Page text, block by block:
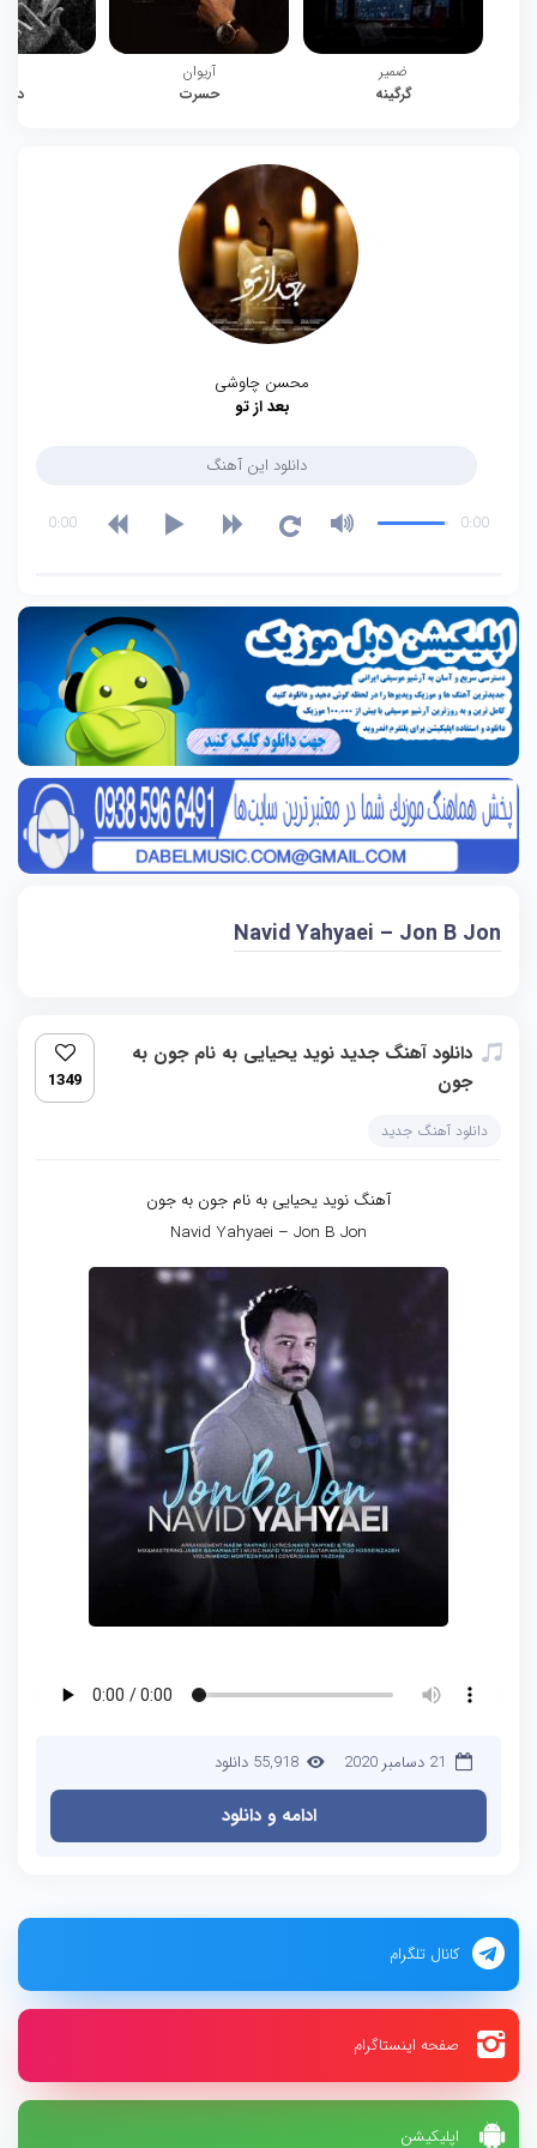
ضمیر
گرگینه
آریوان
حسرت
محسن چاوشی
بعد از تو
دانلود این آهنگ
0:00
0:00
اپلیکیشن
Navid Yahyaei – Jon B Jon
دانلود آهنگ جدید نوید یحیایی به نام جون به
جون
1349
دانلود آهنگ جدید
آهنگ نوید یحیایی به نام جون به جون
Navid Yahyaei – Jon B Jon
21 دسامبر 2020 55,918 دانلود
ادامه و دانلود
کانال تلگرام
صفحه اینستاگرام